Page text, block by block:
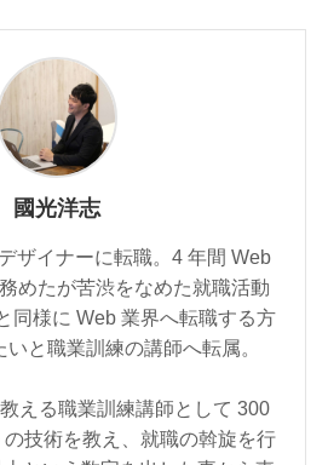
國光洋志
ザイナーに転職。4 年間 Web
めたが苦渋をなめた就職活動
同様に Web 業界へ転職する方
と職業訓練の講師へ転属。
える職業訓練講師として 300
の技術を教え、就職の斡旋を行